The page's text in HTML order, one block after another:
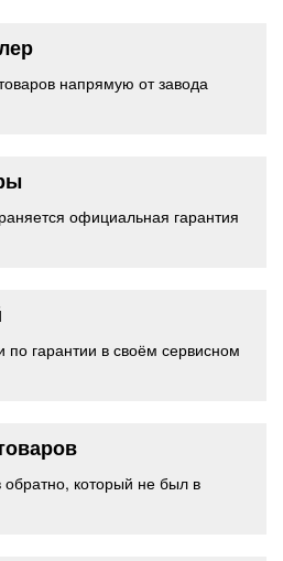
напрямую от завода
официальная гарантия
по гарантии в своём сервисном
который не был в